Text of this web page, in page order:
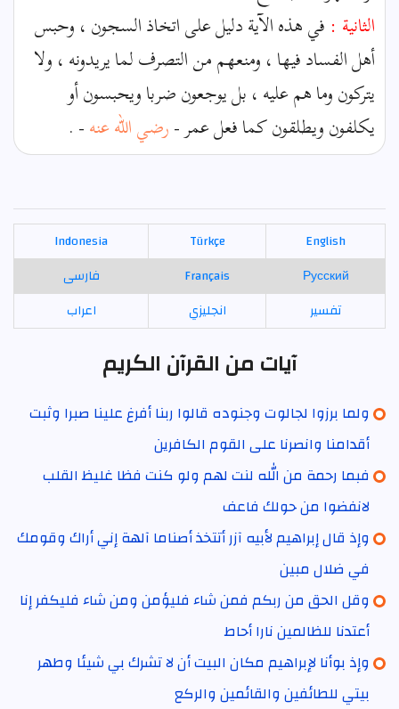
الثانية : في هذه الآية دليل على اتخاذ السجون ، وحبس
أهل الفساد فيها ، ومنعهم من التصرف لما يريدونه ، ولا
يتركون وما هم عليه ، بل يوجعون ضربا ويحبسون أو
يكلفون ويطلقون كما فعل عمر -رضي الله عنه- .
English
Türkçe
Indonesia
Русский
Français
فارسی
تفسير
انجليزي اعراب
آيات من القرآن الكريم
ولما برزوا لجالوت وجنوده قالوا ربنا أفرغ علينا صبرا وثبت
أقدامنا وانصرنا على القوم الكافرين
فبما رحمة من الله لنت لهم ولو كنت فظا غليظ القلب
لانفضوا من حولك فاعف
وإذ قال إبراهيم لأبيه آزر أتتخذ أصناما آلهة إني أراك وقومك
في ضلال مبين
وقل الحق من ربكم فمن شاء فليؤمن ومن شاء فليكفر إنا
أعتدنا للظالمين نارا أحاط
وإذ بوأنا لإبراهيم مكان البيت أن لا تشرك بي شيئا وطهر
بيتي للطائفين والقائمين والركع